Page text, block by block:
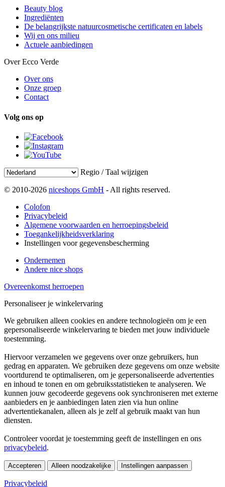
Beauty blog
Ingrediënten
De belangrijkste natuurcosmetische certificaten en labels
Wij en ons milieu
Actuele aanbiedingen
Over Ecco Verde
Over ons
Onze groep
Contact
Volg ons op
Regio / Taal wijzigen
© 2010-2026 niceshops GmbH - All rights reserved.
Colofon
Privacybeleid
Algemene voorwaarden en herroepingsbeleid
Toegankelijkheidsverklaring
Instellingen voor gegevensbescherming
Ondernemen
Andere nice shops
Overeenkomst herroepen
Personaliseer je winkelervaring
We gebruiken alleen cookies en andere technologieën om je een
gepersonaliseerde winkelervaring te bieden met jouw individuele
toestemming.
Hiervoor verzamelen we gegevens over onze gebruikers, hun
gedrag en apparaten. We gebruiken deze gegevens om onze website
voortdurend te optimaliseren, om je gepersonaliseerde advertenties
en inhoud te tonen en om gebruiksstatistieken te analyseren. We
kunnen jouw gecodeerde gegevens ook synchroniseren met externe
aanbieders en je aanbiedingen laten zien via hun online
advertentiekanalen, alleen als je zelf al gebruik maakt van hun
diensten.
Controleer voordat je toestemming geeft de instellingen en ons
privacybeleid.
Accepteren Alleen noodzakelijke Instellingen aanpassen
Privacybeleid